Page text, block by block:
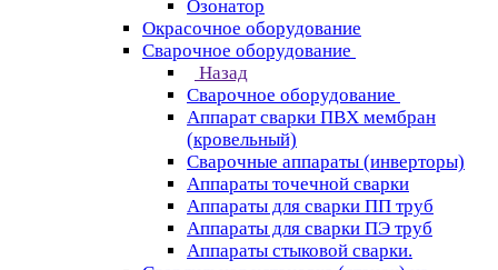
Озонатор
Окрасочное оборудование
Сварочное оборудование
Назад
Сварочное оборудование
Аппарат сварки ПВХ мембран
(кровельный)
Сварочные аппараты (инверторы)
Аппараты точечной сварки
Аппараты для сварки ПП труб
Аппараты для сварки ПЭ труб
Аппараты стыковой сварки.